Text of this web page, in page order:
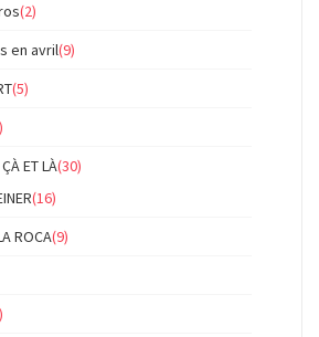
(2)
en avril(9)
(5)
ET LÀ(30)
(16)
ROCA(9)